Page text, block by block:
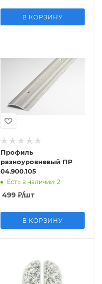
В КОРЗИНУ
Профиль
разноуровневый ПР
04.900.105
Есть в наличии: 2
499₽/шт
В КОРЗИНУ